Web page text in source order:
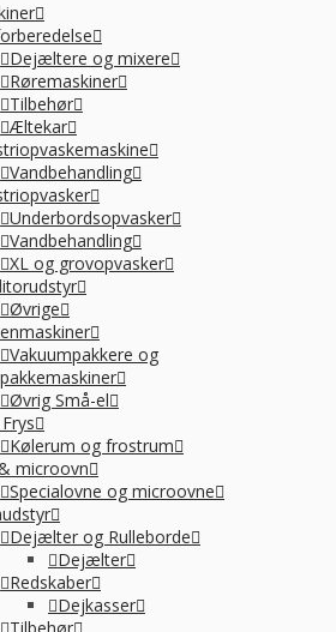
Dejæltere og mixere
Røremaskiner
Tilbehør
Æltekar
Vandbehandling
Underbordsopvasker
Vandbehandling
XL og grovopvasker
Øvrige
Vakuumpakkere og
pakkemaskiner
Øvrig Små-el
Kølerum og frostrum
microovn
Specialovne og microovne
Dejælter og Rulleborde
Dejælter
Redskaber
Dejkasser